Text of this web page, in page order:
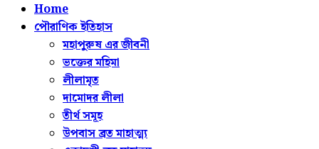
Home
পৌরাণিক ইতিহাস
মহাপুরুষ এর জীবনী
ভক্তের মহিমা
লীলামৃত
দামোদর লীলা
তীর্থ সমূহ
উপবাস ব্রত মাহাত্ম্য